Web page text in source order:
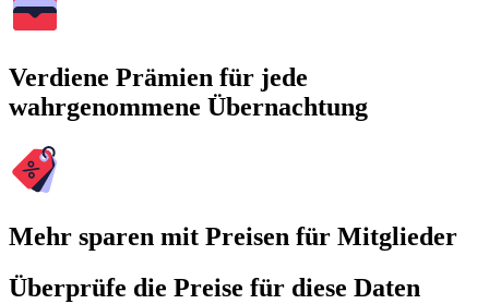
Verdiene Prämien für jede
wahrgenommene Übernachtung
Mehr sparen mit Preisen für Mitglieder
Überprüfe die Preise für diese Daten